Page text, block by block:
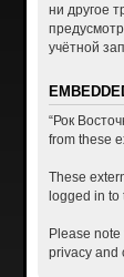
ни другое
учётной
“Рок
from these
These
logged in to
Please
privacy and